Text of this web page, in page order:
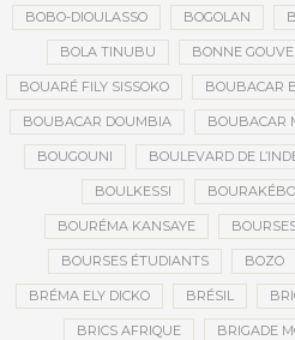
BOBO-DIOULASSO BOGOLAN
BOLA TINUBU BONNE
BOUARÉ FILY SISSOKO BOUBACAR
BOUBACAR DOUMBIA BOUBACAR
BOUGOUNI BOULEVARD DE
BOULKESSI
BOURÉMA KANSAYE
BOURSES ÉTUDIANTS BOZO
BRÉMA ELY DICKO BRÉSIL
BRICS AFRIQUE BRIGADE